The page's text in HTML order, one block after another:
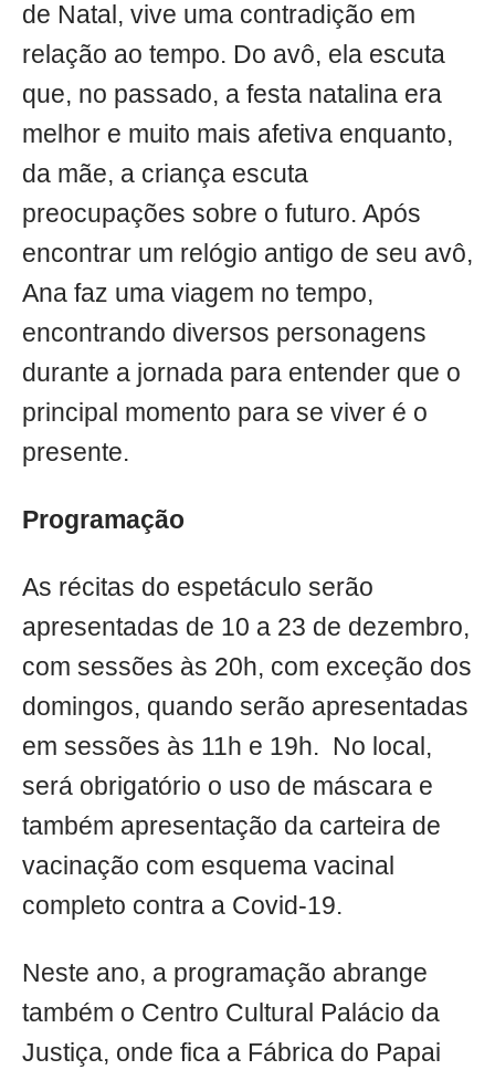
de Natal, vive uma contradição em
relação ao tempo. Do avô, ela escuta
que, no passado, a festa natalina era
melhor e muito mais afetiva enquanto,
da mãe, a criança escuta
preocupações sobre o futuro. Após
encontrar um relógio antigo de seu avô,
Ana faz uma viagem no tempo,
encontrando diversos personagens
durante a jornada para entender que o
principal momento para se viver é o
presente.
Programação
As récitas do espetáculo serão
apresentadas de 10 a 23 de dezembro,
com sessões às 20h, com exceção dos
domingos, quando serão apresentadas
em sessões às 11h e 19h. No local,
será obrigatório o uso de máscara e
também apresentação da carteira de
vacinação com esquema vacinal
completo contra a Covid-19.
Neste ano, a programação abrange
também o Centro Cultural Palácio da
Justiça, onde fica a Fábrica do Papai